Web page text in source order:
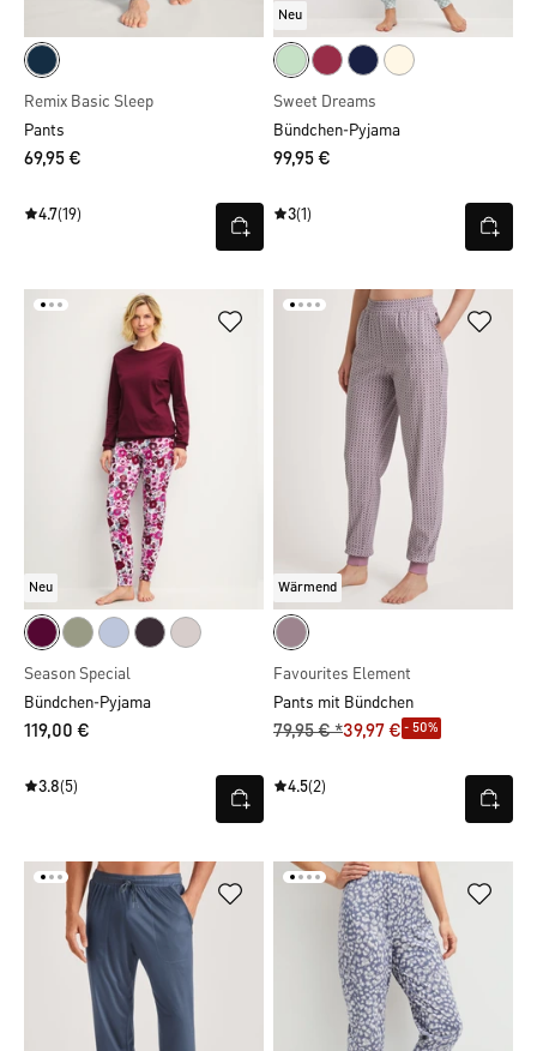
Remix Basic Sleep
Pants
69,95 €
4.7(19)
Neu
Sweet Dreams
Bündchen-Pyjama
99,95 €
3(1)
Neu
Season Special
Bündchen-Pyjama
119,00 €
3.8(5)
Wärmend
Favourites Element
Pants mit Bündchen
79,95 € *39,97 € - 50%
4.5(2)